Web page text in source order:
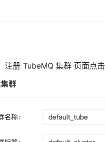
注册 TubeMQ 集群 页面点击